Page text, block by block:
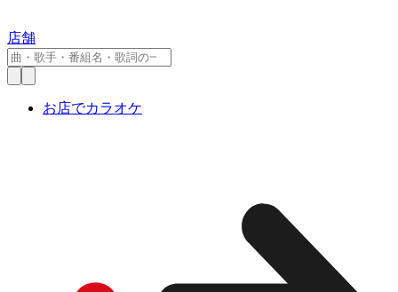
店舗
お店でカラオケ